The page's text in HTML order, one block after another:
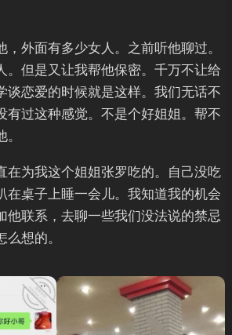
，外面有多少女人。之前听他聊过。
。但是又让我帮他保密。千万不让给
谈恋爱的时候就是这样。我们无话不
有过这种感觉。不是个好姐姐。帮不
在为我这个姐姐张罗吃的。自己没吃
在桌子上睡一会儿。我知道我的机会
他联系，去聊一些我们没法说的禁忌
想的。